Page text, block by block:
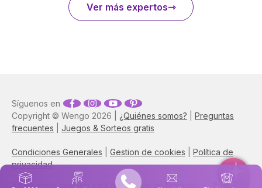
Ver más expertos
Copyright © Wengo 2026 | ¿Quiénes somos?
Preguntas
frecuentes
Juegos & Sorteos gratis
Condiciones Generales Gestion de cookies
Política de
privacidad
Síguenos en
Astrocentro también está disponible en Francés | Italiano